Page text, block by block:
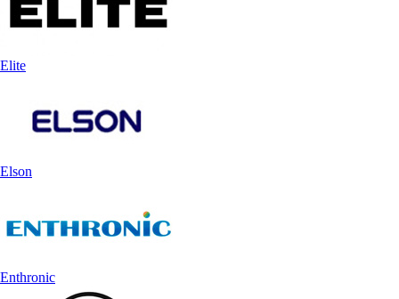
Elite
Elson
Enthronic